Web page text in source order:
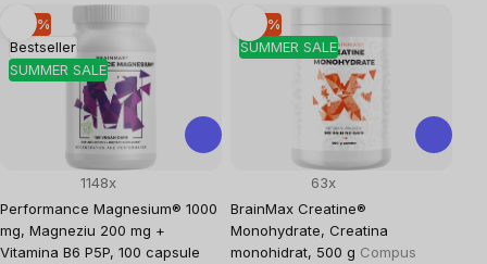
Listă
produse
Bestseller
SUMMER SALE
–10 %
Performance Magnesium® 1000
mg, Magneziu 200 mg +
Vitamina B6 P5P, 100 capsule
1148x
SUMMER SALE
–10 %
BrainMax Creatine®
Monohydrate, Creatina
monohidrat, 500 g Compus
63x